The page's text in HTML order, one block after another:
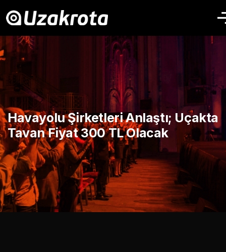
Havayolu Şirketleri Anlaştı; Uçakta
Tavan Fiyat 300 TL Olacak